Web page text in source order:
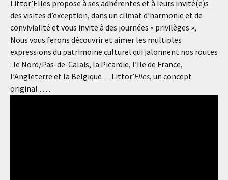
Littor’Elles propose à ses adhérentes et à leurs invité(e)s
des visites d’exception, dans un climat d’harmonie et de
convivialité et vous invite à des journées « privilèges »,
Nous vous ferons découvrir et aimer les multiples
expressions du patrimoine culturel qui jalonnent nos routes
: le Nord/Pas-de-Calais, la Picardie, l’Ile de France,
l’Angleterre et la Belgique… Littor’Elles, un concept
original …..